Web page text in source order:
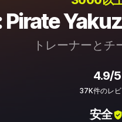
Pirate
トレーナーとチ
4.9/5
37K件のレ
安全